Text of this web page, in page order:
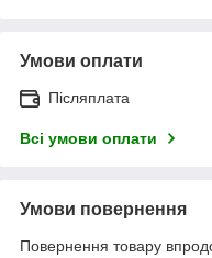
Умови оплати
Післяплата
Всі умови оплати
Умови повернення
Повернення товару